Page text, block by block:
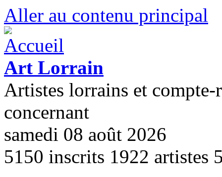
Aller au contenu principal
Art Lorrain
Artistes lorrains et compte-
concernant
samedi 08 août 2026
5150 inscrits 1922 artistes